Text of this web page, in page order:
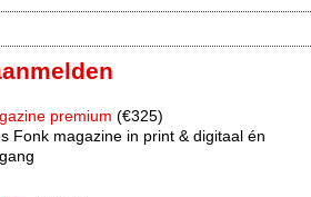
premium (€325)
Fonk magazine in print & digitaal én